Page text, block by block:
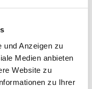
und Anzeigen zu
Medien anbieten
Website zu
zu Ihrer